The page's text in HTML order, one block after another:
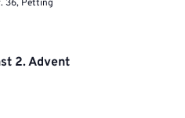
36, Petting
2. Advent